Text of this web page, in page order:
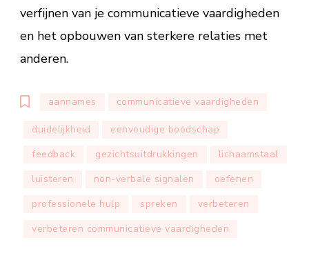
verfijnen van je communicatieve vaardigheden
en het opbouwen van sterkere relaties met
anderen.
aannames communicatieve vaardigheden
duidelijkheid
eenvoudige boodschap
feedback
gezichtsuitdrukkingen
lichaamstaal
luisteren
non-verbale signalen
oefenen
professionele hulp
spreken
verbeteren
verbeteren communicatieve vaardigheden